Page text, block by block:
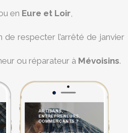
en Eure et Loir,
de respecter l’arrêté de janvier
ou réparateur à Mévoisins.